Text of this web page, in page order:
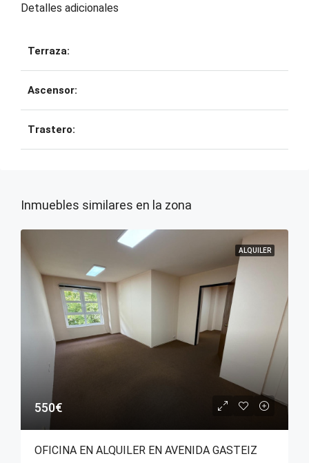
Detalles adicionales
Terraza:
Ascensor:
Trastero:
Inmuebles similares en la zona
ALQUILER
550€
OFICINA EN ALQUILER EN AVENIDA GASTEIZ